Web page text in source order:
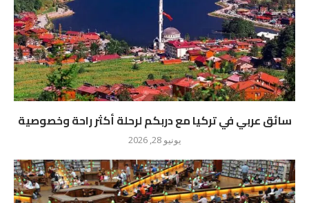
سائق عربي في تركيا مع دربكم لرحلة أكثر راحة وخصوصية
يونيو 28, 2026